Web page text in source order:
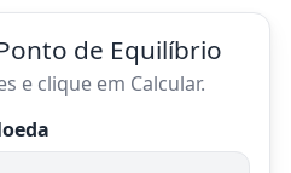
de Equilíbrio
e clique em Calcular.